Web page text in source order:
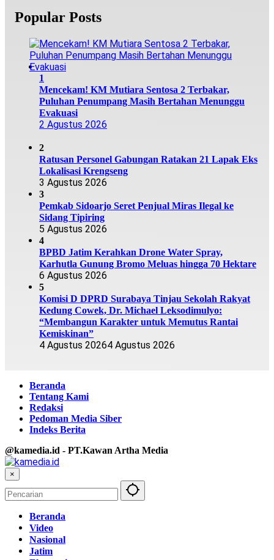
Popular Posts
1
Mencekam! KM Mutiara Sentosa 2 Terbakar,
Puluhan Penumpang Masih Bertahan Menunggu
Evakuasi
2 Agustus 2026
2
Ratusan Personel Gabungan Ratakan 21 Lapak Eks
Lokalisasi Krengseng
3 Agustus 2026
3
Pemkab Sidoarjo Seret Penjual Miras Ilegal ke
Sidang Tipiring
5 Agustus 2026
4
BPBD Jatim Kerahkan Drone Water Spray,
Karhutla Gunung Bromo Meluas hingga 70 Hektare
6 Agustus 2026
5
Komisi D DPRD Surabaya Tinjau Sekolah Rakyat
Kedung Cowek, Dr. Michael Leksodimulyo:
“Membangun Karakter untuk Memutus Rantai
Kemiskinan”
4 Agustus 20264 Agustus 2026
Beranda
Tentang Kami
Redaksi
Pedoman Media Siber
Indeks Berita
@kamedia.id - PT.Kawan Artha Media
×
Beranda
Video
Nasional
Jatim